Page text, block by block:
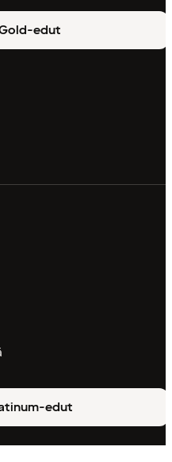
edut
edut